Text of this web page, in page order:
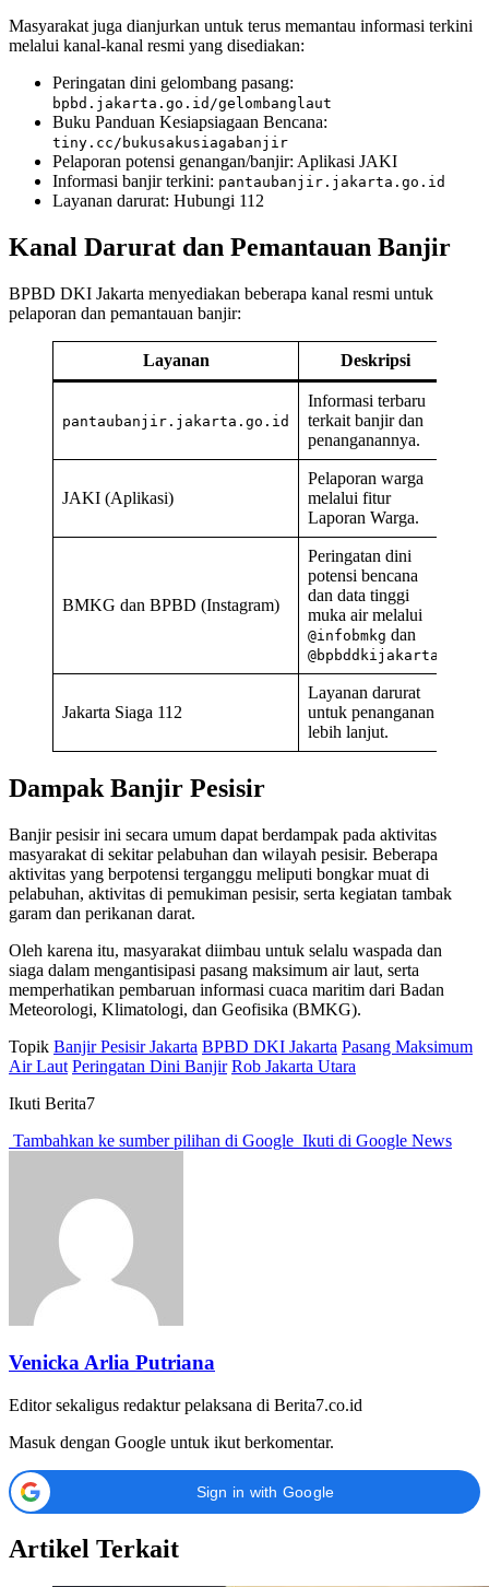
Masyarakat juga dianjurkan untuk terus memantau informasi terkini
melalui kanal-kanal resmi yang disediakan:
Peringatan dini gelombang pasang:
bpbd.jakarta.go.id/gelombanglaut
Buku Panduan Kesiapsiagaan Bencana:
tiny.cc/bukusakusiagabanjir
Pelaporan potensi genangan/banjir: Aplikasi JAKI
Informasi banjir terkini: pantaubanjir.jakarta.go.id
Layanan darurat: Hubungi 112
Kanal Darurat dan Pemantauan Banjir
BPBD DKI Jakarta menyediakan beberapa kanal resmi untuk
pelaporan dan pemantauan banjir:
Layanan Deskripsi
pantaubanjir.jakarta.go.id
Informasi terbaru
terkait banjir dan
penanganannya.
JAKI (Aplikasi)
Pelaporan warga
melalui fitur
Laporan Warga.
BMKG dan BPBD (Instagram)
Peringatan dini
potensi bencana
dan data tinggi
muka air melalui
@infobmkg dan
@bpbddkijakarta
Jakarta Siaga 112
Layanan darurat
untuk penanganan
lebih lanjut.
Dampak Banjir Pesisir
Banjir pesisir ini secara umum dapat berdampak pada aktivitas
masyarakat di sekitar pelabuhan dan wilayah pesisir. Beberapa
aktivitas yang berpotensi terganggu meliputi bongkar muat di
pelabuhan, aktivitas di pemukiman pesisir, serta kegiatan tambak
garam dan perikanan darat.
Oleh karena itu, masyarakat diimbau untuk selalu waspada dan
siaga dalam mengantisipasi pasang maksimum air laut, serta
memperhatikan pembaruan informasi cuaca maritim dari Badan
Meteorologi, Klimatologi, dan Geofisika (BMKG).
Topik Banjir Pesisir Jakarta BPBD DKI Jakarta Pasang Maksimum
Air Laut Peringatan Dini Banjir Rob Jakarta Utara
Ikuti Berita7
Tambahkan ke sumber pilihan di Google Ikuti di Google News
Venicka Arlia Putriana
Editor sekaligus redaktur pelaksana di Berita7.co.id
Masuk dengan Google untuk ikut berkomentar.
Sign in with Google
Artikel Terkait